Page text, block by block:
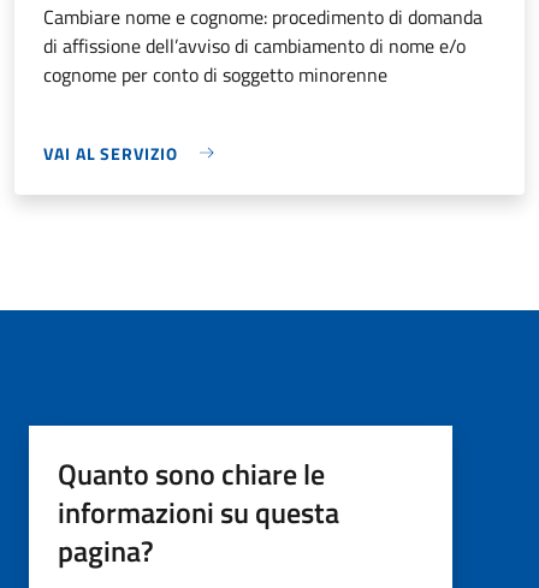
Cambiare nome e cognome: procedimento di domanda
di affissione dell’avviso di cambiamento di nome e/o
cognome per conto di soggetto minorenne
VAI AL SERVIZIO
Quanto sono chiare le
informazioni su questa
pagina?